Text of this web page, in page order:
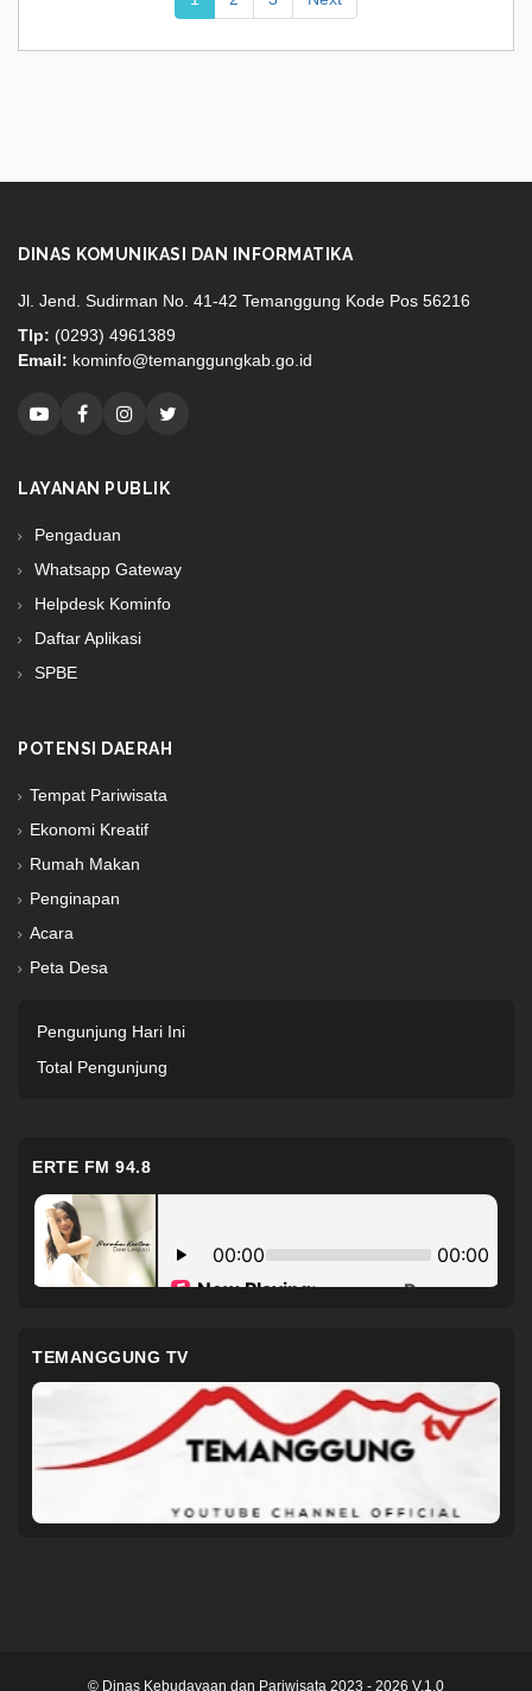
DINAS KOMUNIKASI DAN INFORMATIKA
Jl. Jend. Sudirman No. 41-42 Temanggung Kode Pos 56216
Tlp: (0293) 4961389
Email: kominfo@temanggungkab.go.id
LAYANAN PUBLIK
Pengaduan
Whatsapp Gateway
Helpdesk Kominfo
Daftar Aplikasi
SPBE
POTENSI DAERAH
Tempat Pariwisata
Ekonomi Kreatif
Rumah Makan
Penginapan
Acara
Peta Desa
Pengunjung Hari Ini
Total Pengunjung
ERTE FM 94.8
TEMANGGUNG TV
© Dinas Kebudayaan dan Pariwisata 2023 - 2026 V.1.0